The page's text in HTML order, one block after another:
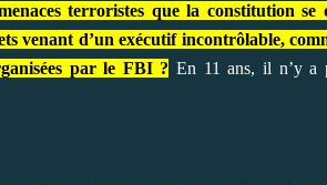
terroristes que la constitution
venant d’un exécutif incontrôlable,
par le FBI ? En 11 ans, il n’y a